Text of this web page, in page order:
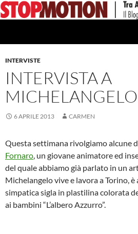
Vai
al
INTERVISTE
INTERVISTA A
6 APRILE 2013 CARMEN
Questa settimana rivolgiamo alcune
Fornaro, un giovane animatore ed
del quale abbiamo già parlato in un
Michelangelo vive e lavora a Torino,
simpatica sigla in plastilina colorata
ai bambini “L’albero Azzurro”.